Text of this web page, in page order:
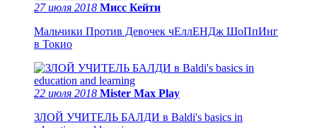
27 июля 2018 Мисс Кейти
Мальчики Против Девочек чЕллЕНДж ШоПпИнг
в Токио
22 июля 2018 Mister Max Play
ЗЛОЙ УЧИТЕЛЬ БАЛДИ в Baldi's basics in